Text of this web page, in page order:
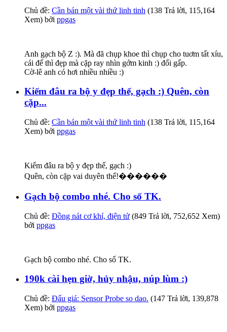
Chủ đề: Cần bán một vài thứ linh tinh (138 Trả lời, 115,164
Xem) bởi ppgas
Anh gạch bộ Z :). Mà đã chụp khoe thì chụp cho tuơm tất xíu,
cái đế thì đẹp mà cặp ray nhìn gớm kinh :) đổi gấp.
Cờ-lê anh có hơi nhiều nhiều :)
Kiếm đâu ra bộ y đẹp thế, gạch :) Quên, còn
cặp...
Chủ đề: Cần bán một vài thứ linh tinh (138 Trả lời, 115,164
Xem) bởi ppgas
Kiếm đâu ra bộ y đẹp thế, gạch :)
Quên, còn cặp vai duyên thế!������
Gạch bộ combo nhé. Cho số TK.
Chủ đề: Đồng nát cơ khí, điện tử (849 Trả lời, 752,652 Xem)
bởi ppgas
Gạch bộ combo nhé. Cho số TK.
190k cài hẹn giờ, hủy nhậu, núp lùm :)
Chủ đề: Đấu giá: Sensor Probe so dao. (147 Trả lời, 139,878
Xem) bởi ppgas